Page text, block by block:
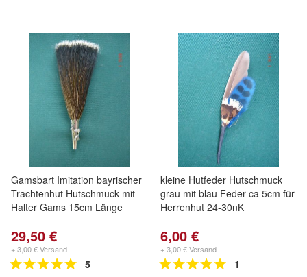
Gamsbart Imitation bayrischer
Trachtenhut Hutschmuck mit
Halter Gams 15cm Länge
29,50 €
+ 3,00 € Versand
5
kleine Hutfeder Hutschmuck
grau mit blau Feder ca 5cm für
Herrenhut 24-30nK
6,00 €
+ 3,00 € Versand
1